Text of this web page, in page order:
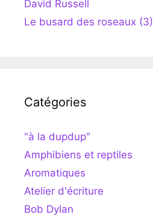
David Russell
Le busard des roseaux (3)
Catégories
"à la dupdup"
Amphibiens et reptiles
Aromatiques
Atelier d'écriture
Bob Dylan